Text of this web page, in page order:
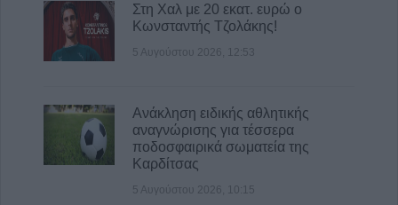
Στη Χαλ με 20 εκατ. ευρώ ο
Κωνσταντής Τζολάκης!
5 Αυγούστου 2026, 12:53
Ανάκληση ειδικής αθλητικής
αναγνώρισης για τέσσερα
ποδοσφαιρικά σωματεία της
Καρδίτσας
5 Αυγούστου 2026, 10:15